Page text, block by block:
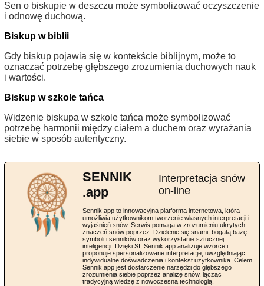
Sen o biskupie w deszczu może symbolizować oczyszczenie
i odnowę duchową.
Biskup w biblii
Gdy biskup pojawia się w kontekście biblijnym, może to
oznaczać potrzebę głębszego zrozumienia duchowych nauk
i wartości.
Biskup w szkole tańca
Widzenie biskupa w szkole tańca może symbolizować
potrzebę harmonii między ciałem a duchem oraz wyrażania
siebie w sposób autentyczny.
SENNIK
.app
Interpretacja snów
on-line
Sennik.app to innowacyjna platforma internetowa, która
umożliwia użytkownikom tworzenie własnych interpretacji i
wyjaśnień snów. Serwis pomaga w zrozumieniu ukrytych
znaczeń snów poprzez: Dzielenie się snami, bogatą bazę
symboli i senników oraz wykorzystanie sztucznej
inteligencji: Dzięki SI, Sennik.app analizuje wzorce i
proponuje spersonalizowane interpretacje, uwzględniając
indywidualne doświadczenia i kontekst użytkownika. Celem
Sennik.app jest dostarczenie narzędzi do głębszego
zrozumienia siebie poprzez analizę snów, łącząc
tradycyjną wiedzę z nowoczesną technologią.